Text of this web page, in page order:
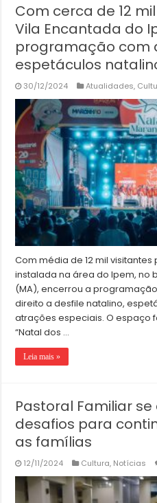
Com cerca de 12
Vila Encantada do
programação com
espetáculos
30/12/2024 Atualidades,
Com média de 12 mil visitantes
instalada na área do Ipem, no
(MA), encerrou a
direito a desfile natalino,
atrações especiais. O espaço
“Natal dos …
Leia mais »
Pastoral Familiar
desafios para
as famílias
12/11/2024 Cultura, Notícias